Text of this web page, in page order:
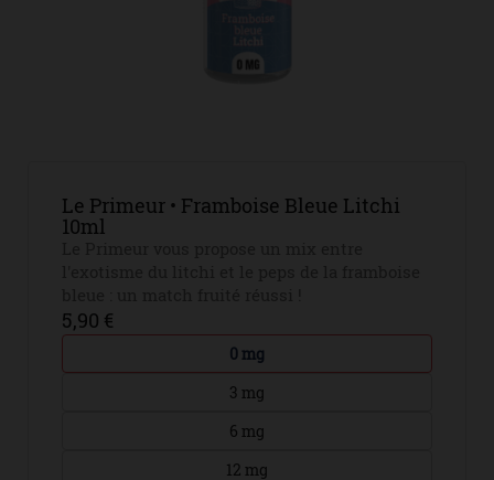
Le Primeur • Framboise Bleue Litchi
10ml
5,90 €
0 mg
3 mg
6 mg
12 mg